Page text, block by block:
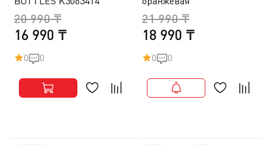
16 990 ₸
20 990 ₸
0 0
18 990 ₸
21 990 ₸
0 0